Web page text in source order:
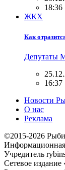
18:36
ЖКХ
Как
Депутаты
16:37
Новости
О нас
Реклама
©2015-2026
Информационная
Учредитель
Сетевое